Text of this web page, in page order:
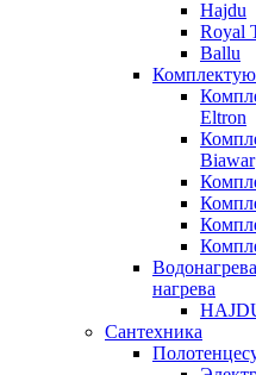
Hajdu
Royal
Ballu
Eltron
Biawar
нагрева
Сантехника